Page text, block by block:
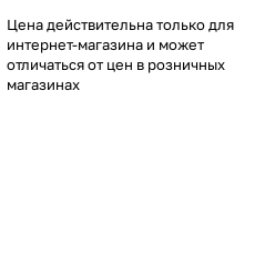
Цена действительна только для
интернет-магазина и может
отличаться от цен в розничных
магазинах